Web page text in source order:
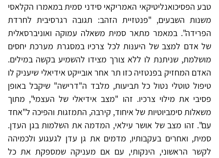
טבע הפסיכואנליטיקאי האמריקאי סידני סמית במאמרו הקלאסי
משנות השבעים, "פנטזיית הזהב: תגובה רגרסיבית לחרדת
הפרידה". במאמר מתאר סמית משאלה עמוקה ואוניברסאלית
של אדם למצב של היענּות לכל צרכיו במסגרת מערכת יחסים
מושלמת, שניתנת לו ללא צורך מצידו להשמיע בקשה במילים.
האדם המחזיק בפנטזיה כזו תר אחר אובייקט אידיאלי שיעניק לו
טיפול טוטלי נטול כל תביעות, מלבד ה"דרישה" שיקבל באופן
פסיבי את מילוי צרכיו. זהו "מצב אידיאלי של העצמי", מתוך
משאלות סימביוטיות של איחוד, קירבה, התמזגות והפיכה ל"אחד
עִם". זהו מצב של אושר עילאי, המדמה את השלמות בגן העדן.
סמית, ואחרים בעקבותיו, מדמים את גן עדן לגעגוע ולכמיהה
לקשר הראשוני, הינקותי, עם אם מעניקה שמספקת את כל